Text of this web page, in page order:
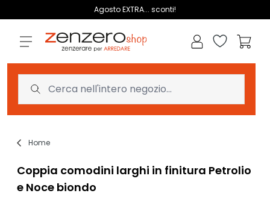
Agosto EXTRA... sconti!
Lista dei
Home
Coppia comodini larghi in finitura Petrolio
e Noce biondo